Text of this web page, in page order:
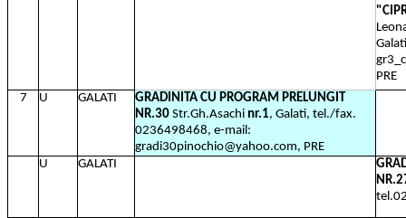
PRE
7
U GALATI
GRADINITA CU PROGRAM PRELUNGIT
NR.30 Str.Gh.Asachi nr.1, Galati, tel./fax.
0236498468, e-mail:
gradi30pinochio@yahoo.com, PRE
U
GALATI